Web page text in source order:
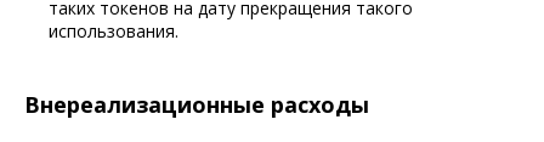
таких токенов на дату прекращения такого
использования.
Внереализационные расходы